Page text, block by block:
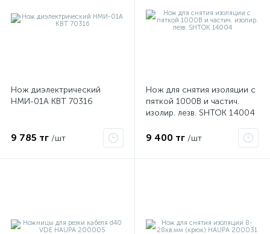
Нож диэлектрический
НМИ-01А КВТ 70316
9 785 тг /шт
Нож для снятия изоляции с
пяткой 1000В и частич.
изолир. лезв. SHTOK 14004
9 400 тг /шт